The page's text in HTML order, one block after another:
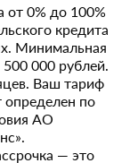
от 0% до 100%
кредита
Минимальная
000 рублей.
Ваш тариф
определен по
АО
— это